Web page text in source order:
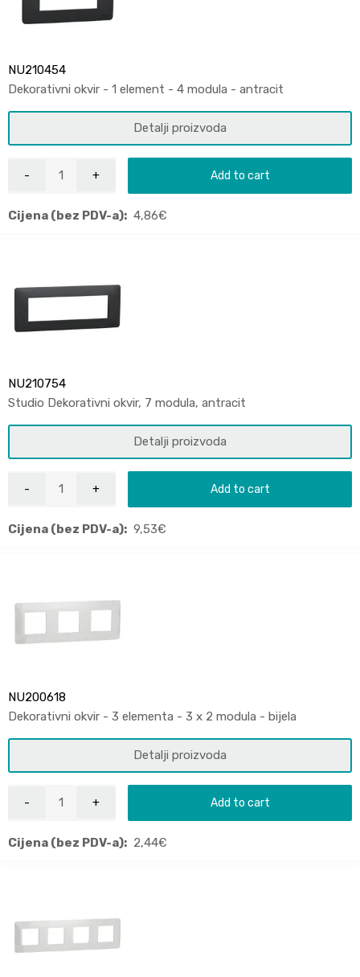
NU210454
Dekorativni okvir - 1 element - 4 modula - antracit
Detalji proizvoda
Add to cart
Cijena (bez PDV-a): 4,86€
NU210754
Studio Dekorativni okvir, 7 modula, antracit
Detalji proizvoda
Add to cart
Cijena (bez PDV-a): 9,53€
NU200618
Dekorativni okvir - 3 elementa - 3 x 2 modula - bijela
Detalji proizvoda
Add to cart
Cijena (bez PDV-a): 2,44€